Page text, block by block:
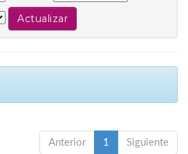
Anterior 1 Siguiente